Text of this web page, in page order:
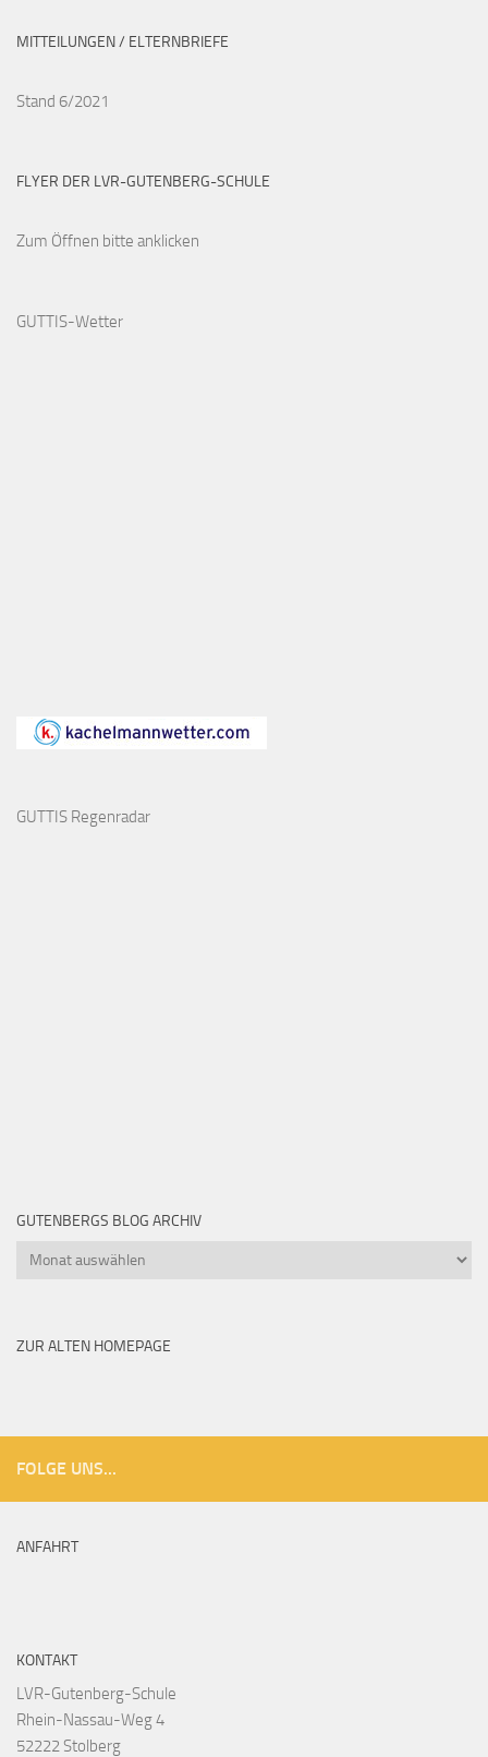
MITTEILUNGEN / ELTERNBRIEFE
Stand 6/2021
FLYER DER LVR-GUTENBERG-SCHULE
Zum Öffnen bitte anklicken
GUTTIS-Wetter
GUTTIS Regenradar
GUTENBERGS BLOG ARCHIV
Gutenbergs
ZUR ALTEN HOMEPAGE
FOLGE UNS...
ANFAHRT
KONTAKT
LVR-Gutenberg-Schule
Rhein-Nassau-Weg 4
52222 Stolberg